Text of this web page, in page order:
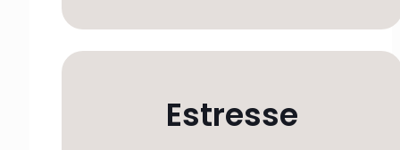
Estresse